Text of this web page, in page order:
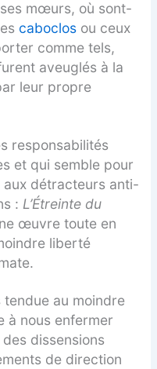
ses mœurs, où sont-
caboclos ou ceux
comme tels,
aveuglés à la
leur propre
responsabilités
et qui semble pour
détracteurs anti-
: L’Étreinte du
œuvre toute en
liberté
tendue au moindre
à nous enfermer
dissensions
de direction